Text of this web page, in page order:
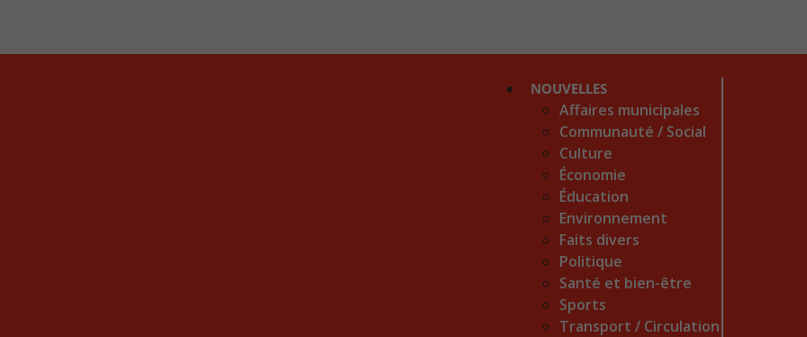
NOUVELLES
Affaires municipales
Communauté / Social
Culture
Économie
Éducation
Environnement
Faits divers
Politique
Santé et bien-être
Sports
Transport / Circulation